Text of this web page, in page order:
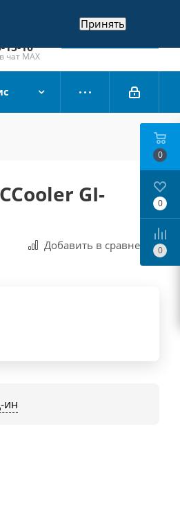
10
15-10
чат MAX
Заказать звонок
GI-
Добавить в сравнения
ин
0
0
0
Принять